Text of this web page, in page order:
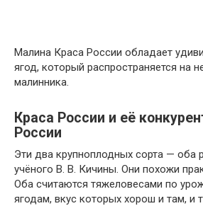
Малина Краса России обладает
ягод, который распространяется на
малинника.
Краса России и её
России
Эти два крупноплодных сорта — оба
учёного В. В. Кичины. Они похожи
Оба считаются тяжеловесами по
ягодам, вкус которых хорош и там, и